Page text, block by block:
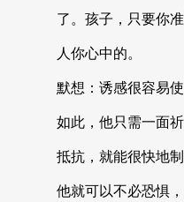
了。孩子，只要你
人你心中的。
默想：诱感很容易
如此，他只需一面
抵抗，就能很快地制
他就可以不必恐惧